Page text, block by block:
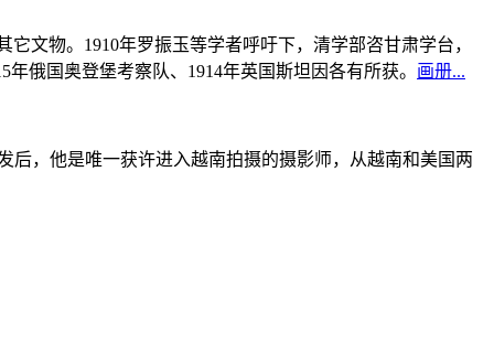
文物。1910年罗振玉等学者呼吁下，清学部咨甘肃学台，
俄国奥登堡考察队、1914年英国斯坦因各有所获。 画册...
后，他是唯一获许进入越南拍摄的摄影师，从越南和美国两